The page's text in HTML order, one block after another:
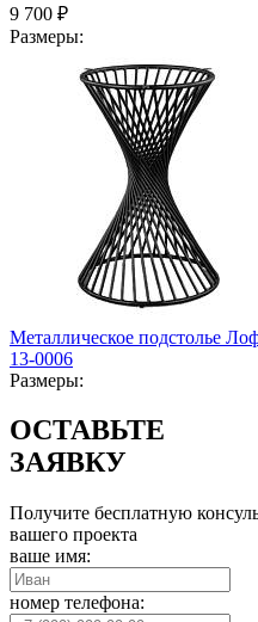
9 700 ₽
Размеры:
Металлическое подстолье
13-0006
Размеры:
ОСТАВЬТЕ
ЗАЯВКУ
Получите бесплатную
вашего проекта
ваше имя:
номер телефона: